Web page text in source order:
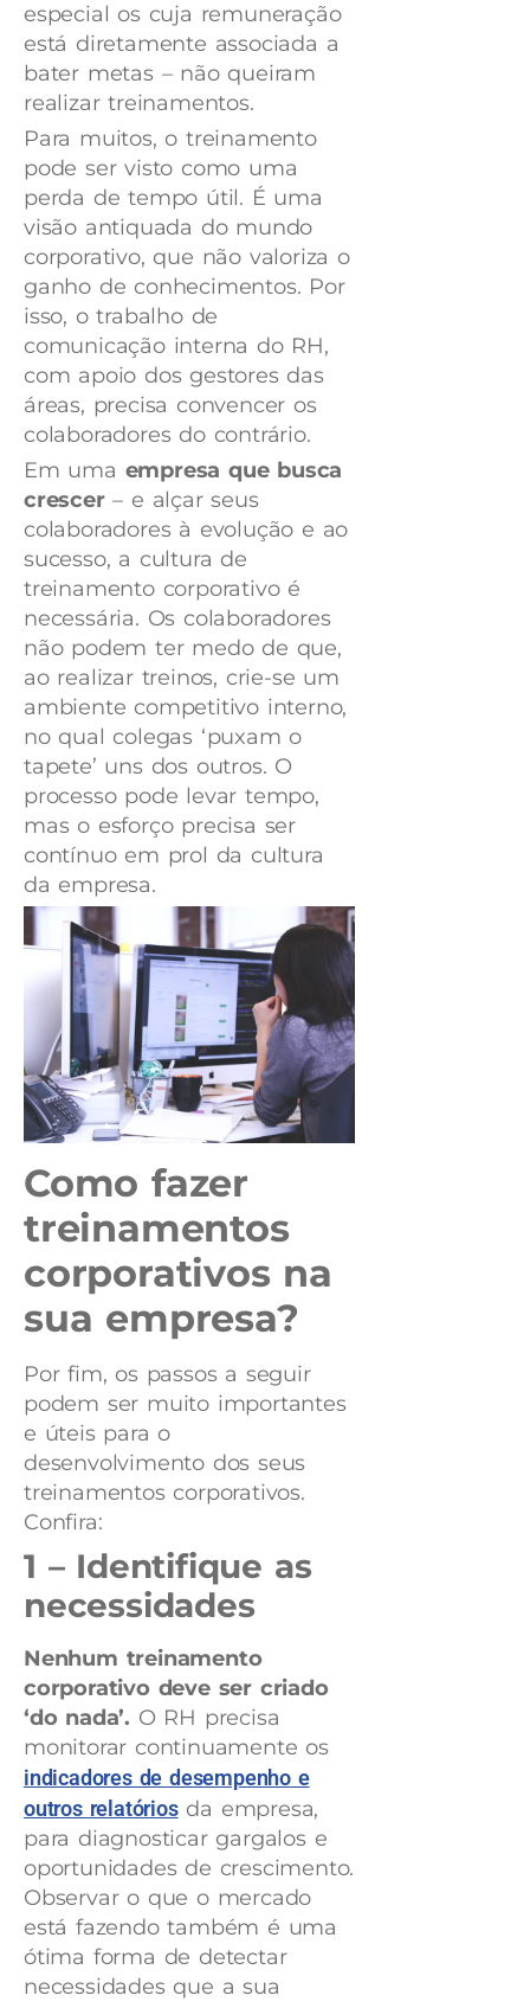
especial os cuja remuneração
está diretamente associada a
bater metas – não queiram
realizar treinamentos.
Para muitos, o treinamento
pode ser visto como uma
perda de tempo útil. É uma
visão antiquada do mundo
corporativo, que não valoriza o
ganho de conhecimentos. Por
isso, o trabalho de
comunicação interna do RH,
com apoio dos gestores das
áreas, precisa convencer os
colaboradores do contrário.
Em uma empresa que busca
crescer– e alçar seus
colaboradores à evolução e ao
sucesso, a cultura de
treinamento corporativo é
necessária. Os colaboradores
não podem ter medo de que,
ao realizar treinos, crie-se um
ambiente competitivo interno,
no qual colegas ‘puxam o
tapete’ uns dos outros. O
processo pode levar tempo,
mas o esforço precisa ser
contínuo em prol da cultura
da empresa.
Como fazer
treinamentos
corporativos na
sua empresa?
Por fim, os passos a seguir
podem ser muito importantes
e úteis para o
desenvolvimento dos seus
treinamentos corporativos.
Confira:
1 – Identifique as
necessidades
Nenhum treinamento
corporativo deve ser criado
‘do nada’. O RH precisa
monitorar continuamente os
indicadores de desempenho e
outros relatóriosda empresa,
para diagnosticar gargalos e
oportunidades de crescimento.
Observar o que o mercado
está fazendo também é uma
ótima forma de detectar
necessidades que a sua